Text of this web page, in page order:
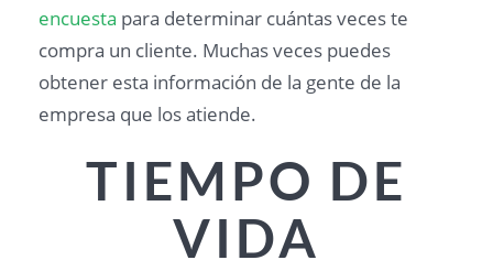
encuesta para determinar cuántas veces te
compra un cliente. Muchas veces puedes
obtener esta información de la gente de la
empresa que los atiende.
TIEMPO DE
VIDA